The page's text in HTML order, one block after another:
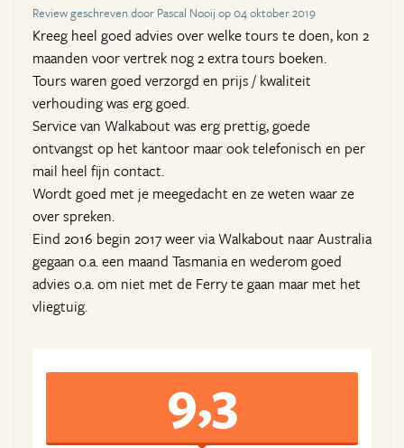
Review geschreven door Pascal Nooij op 04 oktober 2019
Kreeg heel goed advies over welke tours te doen, kon 2
maanden voor vertrek nog 2 extra tours boeken.
Tours waren goed verzorgd en prijs / kwaliteit
verhouding was erg goed.
Service van Walkabout was erg prettig, goede
ontvangst op het kantoor maar ook telefonisch en per
mail heel fijn contact.
Wordt goed met je meegedacht en ze weten waar ze
over spreken.
Eind 2016 begin 2017 weer via Walkabout naar Australia
gegaan o.a. een maand Tasmania en wederom goed
advies o.a. om niet met de Ferry te gaan maar met het
vliegtuig.
9,3